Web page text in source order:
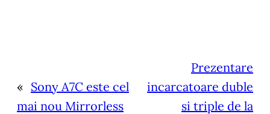
« Sony A7C este cel
mai nou Mirrorless
Prezentare
incarcatoare duble
si triple de la